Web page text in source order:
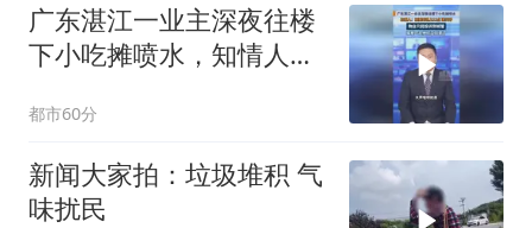
广东湛江一业主深夜往楼
下小吃摊喷水，知情人：
都市60分
新闻大家拍：垃圾堆积 气
味扰民